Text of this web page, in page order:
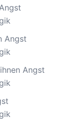
Angst
Angst